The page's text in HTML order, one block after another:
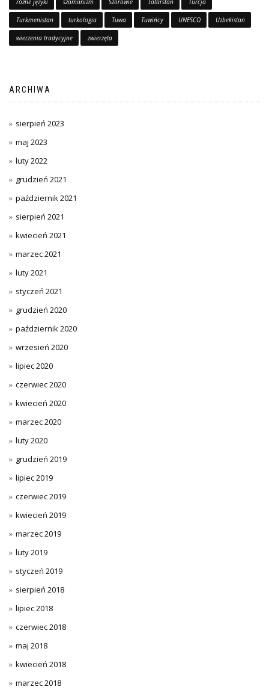
Turkmenistan turkologia Tuwa Tuwińcy UNESCO Uzbekistan
wierzenia tradycyjne zwierzęta
ARCHIWA
sierpień 2023
maj 2023
luty 2022
grudzień 2021
październik 2021
sierpień 2021
kwiecień 2021
marzec 2021
luty 2021
styczeń 2021
grudzień 2020
październik 2020
wrzesień 2020
lipiec 2020
czerwiec 2020
kwiecień 2020
marzec 2020
luty 2020
grudzień 2019
lipiec 2019
czerwiec 2019
kwiecień 2019
marzec 2019
luty 2019
styczeń 2019
sierpień 2018
lipiec 2018
czerwiec 2018
maj 2018
kwiecień 2018
marzec 2018